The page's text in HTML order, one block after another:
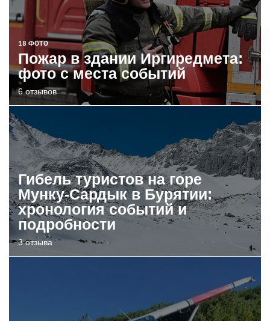
18 ФОТО
Пожар в здании Иргиредмета:
фото с места событий
6 отзывов
Гибель туристов на горе
Мунку-Сардык в Бурятии:
хронология событий и
подробности
3 отзыва